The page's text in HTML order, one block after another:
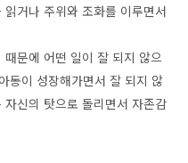
거나 주위와 조화를 이루면서
문에 어떤 일이 잘 되지 않으
동이 성장해가면서 잘 되지 않
신의 탓으로 돌리면서 자존감